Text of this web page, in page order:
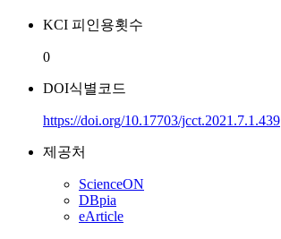
KCI 피인용횟수
0
DOI식별코드
https://doi.org/10.17703/jcct.2021.7.1.439
제공처
ScienceON
DBpia
eArticle